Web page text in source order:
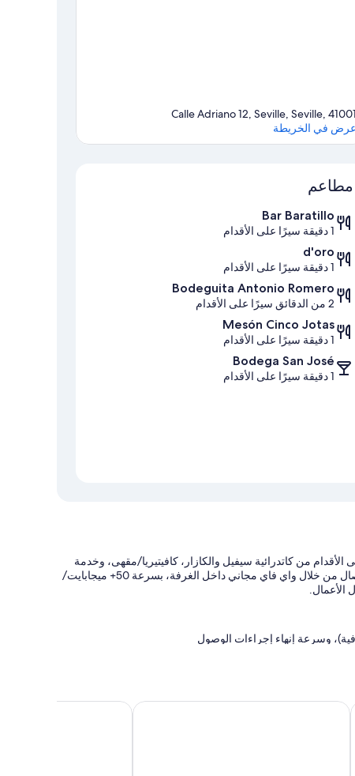
Calle Adriano 12, Seville, Seville, 41001
عرض في الخريطة
مطاعم
Bar Baratillo
1 دقيقة سيرًا على الأقدام
d'oro
1 دقيقة سيرًا على الأقدام
Bodeguita Antonio Romero
2 من الدقائق سيرًا على الأقدام
Mesón Cinco Jotas
1 دقيقة سيرًا على الأقدام
Bodega San José
1 دقيقة سيرًا على الأقدام
من كاتدرائية سيفيل والكازار، كافيتيريا/مقهى، وخدمة
الغسيل/التنظيف الجاف، وخدمة تأجير السيارات داخل المنشأة. ابقَ على اتصال من خلال واي فاي مجاني داخل الغرفة، بسرعة 50+ ميجابايت/
الأعمال.
وسرعة إنهاء إجراءات الوصول
العمل المُساعد
هوتل فيرناندو III هوتل أماديوس سيفيلا